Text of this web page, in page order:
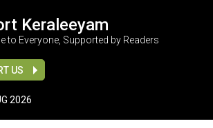
Keraleeyam
to Everyone, Supported by Readers
US
2026